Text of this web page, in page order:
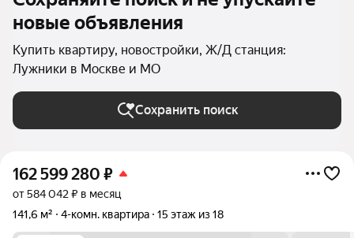
новые объявления
Купить квартиру, новостройки, Ж/Д станция:
Лужники в Москве и МО
Сохранить поиск
162 599 280 ₽
от 584 042 ₽ в месяц
141,6 м²
4-комн. квартира 15 этаж из 18